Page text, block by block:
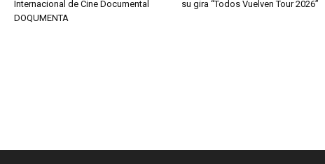
Internacional de Cine Documental
DOQUMENTA
su gira “Todos Vuelven Tour 2026”